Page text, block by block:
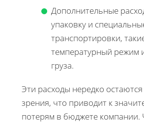
Дополнительные
упаковку и
транспортировки,
температурный режим
груза.
Эти расходы нередко
зрения, что приводит к
потерям в бюджете компании.